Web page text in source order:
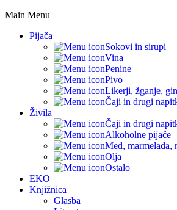
Main Menu
Pijača
Sokovi in sirupi
Vina
Penine
Pivo
Likerji, žganje, gin
Čaji in drugi
Živila
Čaji in drugi
Alkoholne pijače
Med, marmelada,
Olja
Ostalo
EKO
Knjižnica
Glasba